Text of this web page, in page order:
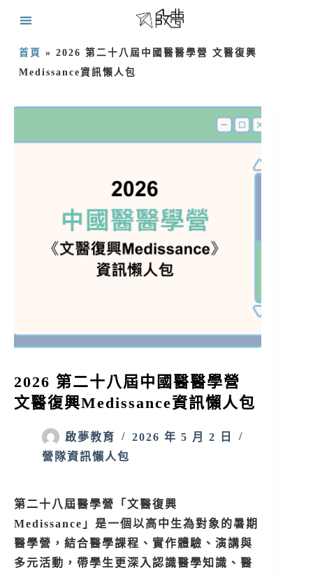
首頁 » 2026 第二十八屆中國醫醫學營 文醫復興
Medissance資訊懶人包
2026 第二十八屆中國醫醫學營
文醫復興Medissance資訊懶人包
啟夢教育
2026 年 5 月 2 日
營隊資訊懶人包
第二十八屆醫學營「文醫復興
Medissance」是一個以高中生為對象的暑期
醫學營，結合醫學課程、實作體驗、演講與
多元活動，帶學生更深入認識醫學知識、醫